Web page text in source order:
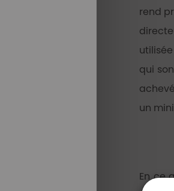
rend
qui
un
En ce